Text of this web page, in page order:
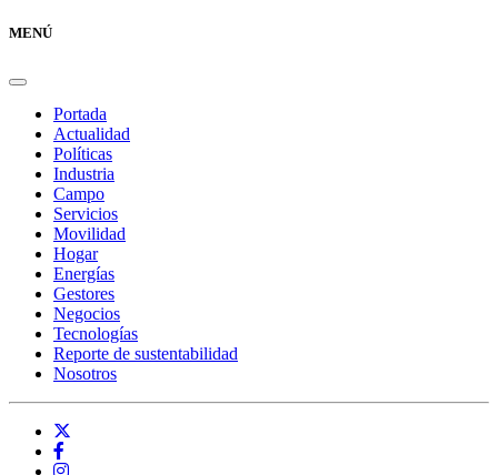
MENÚ
Portada
Actualidad
Políticas
Industria
Campo
Servicios
Movilidad
Hogar
Energías
Gestores
Negocios
Tecnologías
Reporte de sustentabilidad
Nosotros